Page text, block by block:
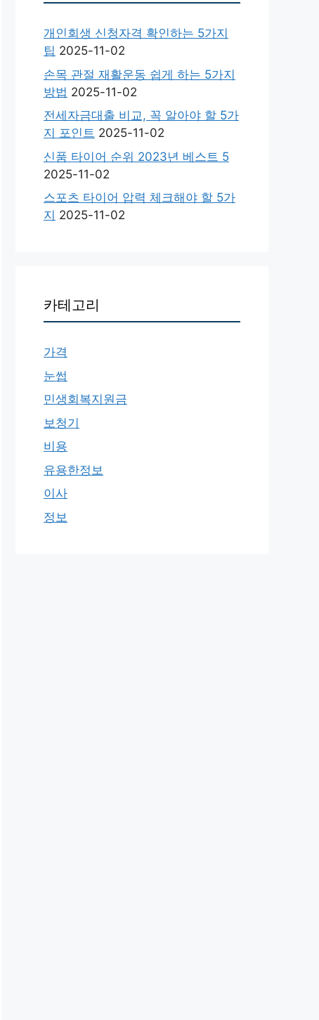
개인회생 신청자격 확인하는 5가지
팁 2025-11-02
손목 관절 재활운동 쉽게 하는 5가지
방법 2025-11-02
전세자금대출 비교, 꼭 알아야 할 5가
지 포인트 2025-11-02
신품 타이어 순위 2023년 베스트 5
2025-11-02
스포츠 타이어 압력 체크해야 할 5가
지 2025-11-02
카테고리
가격
눈썹
민생회복지원금
보청기
비용
유용한정보
이사
정보